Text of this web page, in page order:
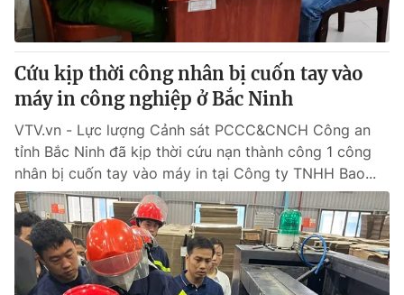
VTV4 Vươn mình bằng AI
VTV9 VTV8
Liên hệ tòa soạn
THỜI BÁO VTV
Theo dõi báo trên
Cứu kịp thời công nhân bị cuốn tay vào
máy in công nghiệp ở Bắc Ninh
VTV.vn - Lực lượng Cảnh sát PCCC&CNCH Công an
tỉnh Bắc Ninh đã kịp thời cứu nạn thành công 1 công
nhân bị cuốn tay vào máy in tại Công ty TNHH Bao...